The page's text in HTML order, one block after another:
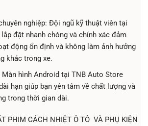
nghiệp: Đội ngũ kỹ thuật viên tại
đặt nhanh chóng và chính xác đảm
động ổn định và không làm ảnh hưởng
khác trong xe.
Màn hình Android tại TNB Auto Store
hạn giúp bạn yên tâm về chất lượng và
trong thời gian dài.
PHIM CÁCH NHIỆT Ô TÔ VÀ PHỤ KIỆN